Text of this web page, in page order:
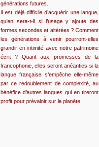
générations futures.
Il est déjà difficile d’acquérir une langue,
qu’en sera-t-il si l’usage y ajoute des
formes secondes et altérées ? Comment
les générations à venir pourront-elles
grandir en intimité avec notre patrimoine
écrit ? Quant aux promesses de la
francophonie, elles seront anéanties si la
langue française s’empêche elle-même
par ce redoublement de complexité, au
bénéfice d’autres langues qui en tireront
profit pour prévaloir sur la planète.